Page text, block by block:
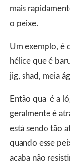
mais
o peixe.
Um exemplo, é
hélice que é
jig, shad, meia
Então qual é a
geralmente é
está sendo tão
quando esse
acaba não